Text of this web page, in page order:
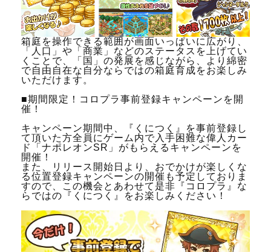
箱庭を操作できる範囲が画面いっぱいに広がり、
「人口」や「商業」などのステータスを上げてい
くことで、「国」の発展を感じながら、より綿密
で自由自在な自分ならではの箱庭育成をお楽しみ
いただけます。
■期間限定！コロプラ事前登録キャンペーンを開
催！
キャンペーン期間中、『くにつく』を事前登録し
て頂いた方全員にゲーム内で入手困難な偉人カー
ド「ナポレオンSR」がもらえるキャンペーンを
開催！
また、リリース開始日より、おでかけが楽しくな
る位置登録キャンペーンの開催も予定しておりま
すので、この機会とあわせて是非『コロプラ』な
らではの『くにつく』をお楽しみください！